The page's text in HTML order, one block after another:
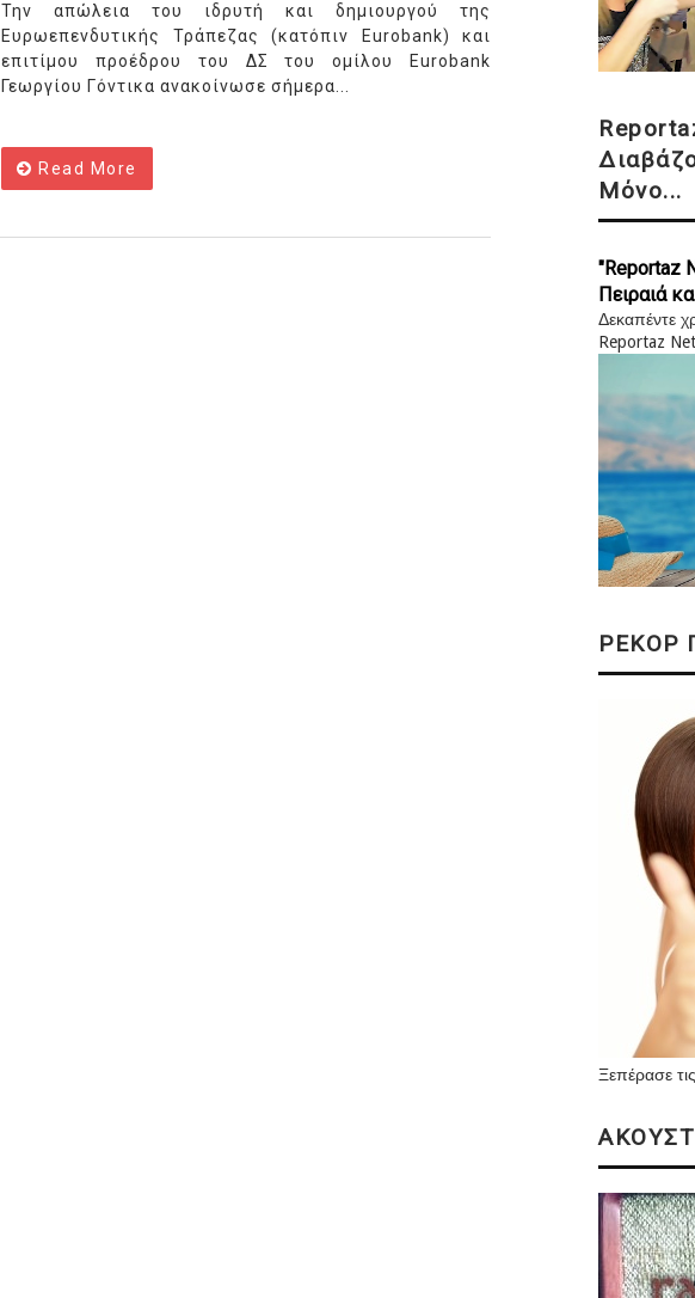
Την απώλεια του ιδρυτή και δημιουργού της
Ευρωεπενδυτικής Τράπεζας (κατόπιν Eurobank) και
επιτίμου προέδρου του ΔΣ του ομίλου Eurobank
Γεωργίου Γόντικα ανακοίνωσε σήμερα...
Read More
Μόνο...
"Reportaz
Πειραιά
Δεκαπέντε
Reportaz
ΡΕΚΟΡ
Ξεπέρασε